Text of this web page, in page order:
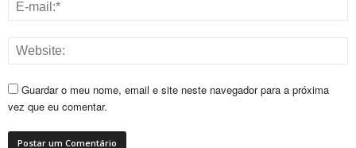
Guardar o meu nome, email e site neste navegador para a próxima
vez que eu comentar.